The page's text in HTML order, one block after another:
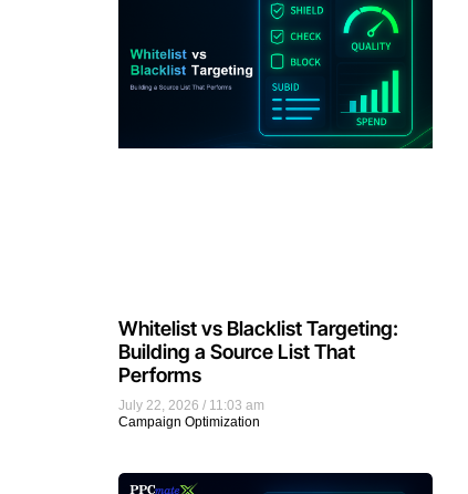
July 22, 2026
11:03 am
Campaign Optimization
Whitelist vs Blacklist Targeting:
Building a Source List That
Performs